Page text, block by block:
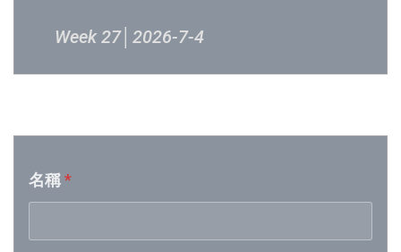
Week 27│2026-7-4
Week 25│2026-6-20
Week 24│2026-6-12
名稱*